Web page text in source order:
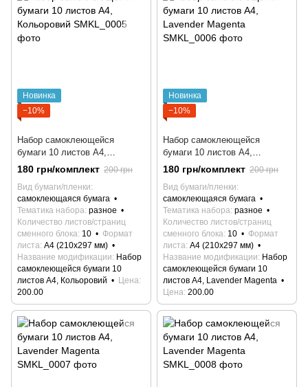
Новинка
−10%
Набор самоклеющейся
бумаги 10 листов А4,
Кольоровий
180 грн/комплект 200 грн
Вид бумаги/пленки
самоклеющаяся бумага
Тематика набора разное
Количество листов/страниц
сменного блока 10
Формат
листа А4 (210х297 мм)
Название модификации
Набор
самоклеющейся бумаги 10
листов А4, Кольоровий
Цена
200.00
Новинка
−10%
Набор самоклеющейся
бумаги 10 листов А4,
Lavender Magenta
180 грн/комплект 200 грн
Вид бумаги/пленки
самоклеющаяся бумага
Тематика набора разное
Количество листов/страниц
сменного блока 10
Формат
листа А4 (210х297 мм)
Название модификации
Набор
самоклеющейся бумаги 10
листов А4, Lavender Magenta
Цена 200.00